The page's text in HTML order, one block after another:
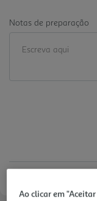
Notas de preparação
Ao clicar em